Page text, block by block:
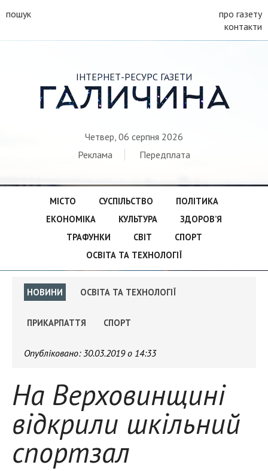
пошук
про газету
контакти
ІНТЕРНЕТ-РЕСУРС ГАЗЕТИ
ГАЛИЧИНА
Четвер, 06 серпня 2026
Реклама
Передплата
МІСТО СУСПІЛЬСТВО
ПОЛІТИКА
ЕКОНОМІКА
КУЛЬТУРА
ЗДОРОВ’Я
ТРАФУНКИ
СВІТ
СПОРТ
ОСВІТА ТА ТЕХНОЛОГІЇ
НОВИНИ ОСВІТА ТА ТЕХНОЛОГІЇ
ПРИКАРПАТТЯ СПОРТ
Опубліковано:30.03.2019 о 14:33
На Верховинщині
відкрили шкільний
спортзал